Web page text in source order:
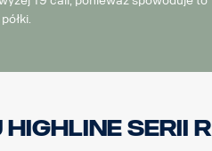
serii R